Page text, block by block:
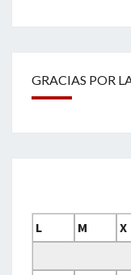
GRACIAS POR
L
M X